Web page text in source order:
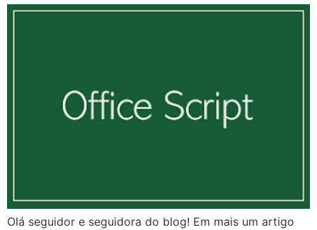
Olá seguidor e seguidora do blog! Em mais um artigo